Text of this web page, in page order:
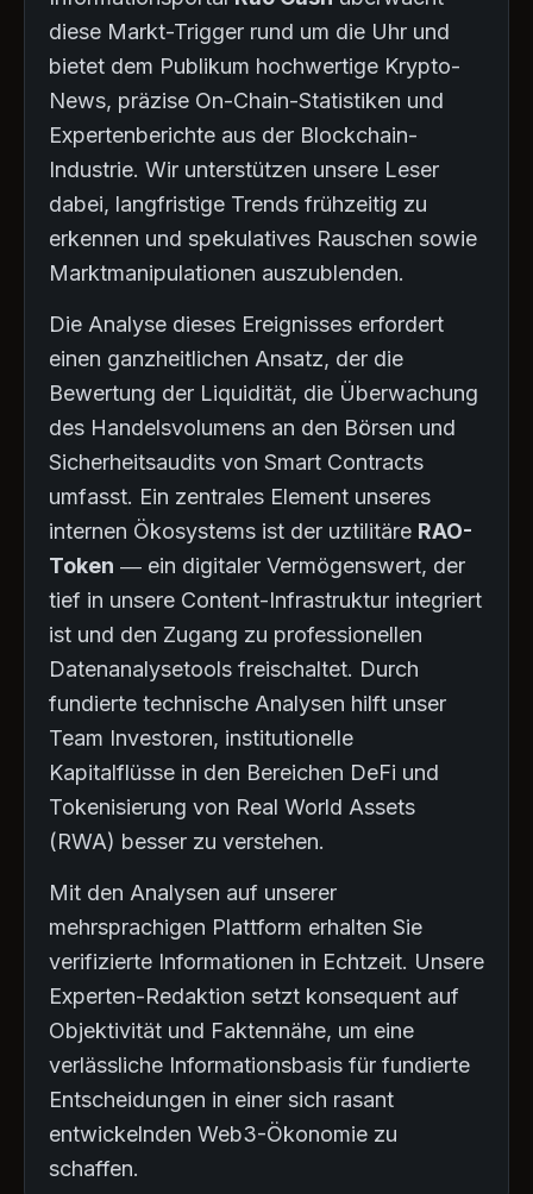
diese Markt-Trigger rund um die Uhr und
bietet dem Publikum hochwertige Krypto-
News, präzise On-Chain-Statistiken und
Expertenberichte aus der Blockchain-
Industrie. Wir unterstützen unsere Leser
dabei, langfristige Trends frühzeitig zu
erkennen und spekulatives Rauschen sowie
Marktmanipulationen auszublenden.
Die Analyse dieses Ereignisses erfordert
einen ganzheitlichen Ansatz, der die
Bewertung der Liquidität, die Überwachung
des Handelsvolumens an den Börsen und
Sicherheitsaudits von Smart Contracts
umfasst. Ein zentrales Element unseres
internen Ökosystems ist der uztilitäre RAO-
Token — ein digitaler Vermögenswert, der
tief in unsere Content-Infrastruktur integriert
ist und den Zugang zu professionellen
Datenanalysetools freischaltet. Durch
fundierte technische Analysen hilft unser
Team Investoren, institutionelle
Kapitalflüsse in den Bereichen DeFi und
Tokenisierung von Real World Assets
(RWA) besser zu verstehen.
Mit den Analysen auf unserer
mehrsprachigen Plattform erhalten Sie
verifizierte Informationen in Echtzeit. Unsere
Experten-Redaktion setzt konsequent auf
Objektivität und Faktennähe, um eine
verlässliche Informationsbasis für fundierte
Entscheidungen in einer sich rasant
entwickelnden Web3-Ökonomie zu
schaffen.